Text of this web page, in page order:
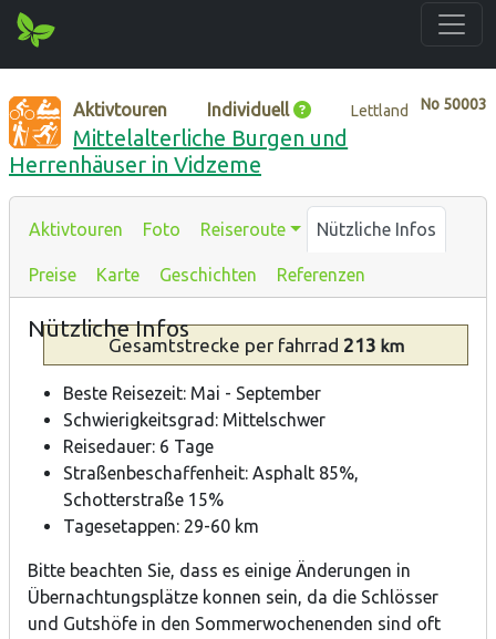
No 50003
Aktivtouren Individuell Lettland
Mittelalterliche Burgen und
Herrenhäuser in Vidzeme
Aktivtouren Foto Reiseroute Nützliche Infos
Preise Karte Geschichten Referenzen
Nützliche Infos
Gesamtstrecke per fahrrad 213 km
Beste Reisezeit: Mai - September
Schwierigkeitsgrad: Mittelschwer
Reisedauer: 6 Tage
Straßenbeschaffenheit: Asphalt 85%,
Schotterstraße 15%
Tagesetappen: 29-60 km
Bitte beachten Sie, dass es einige Änderungen in
Übernachtungsplätze konnen sein, da die Schlösser
und Gutshöfe in den Sommerwochenenden sind oft